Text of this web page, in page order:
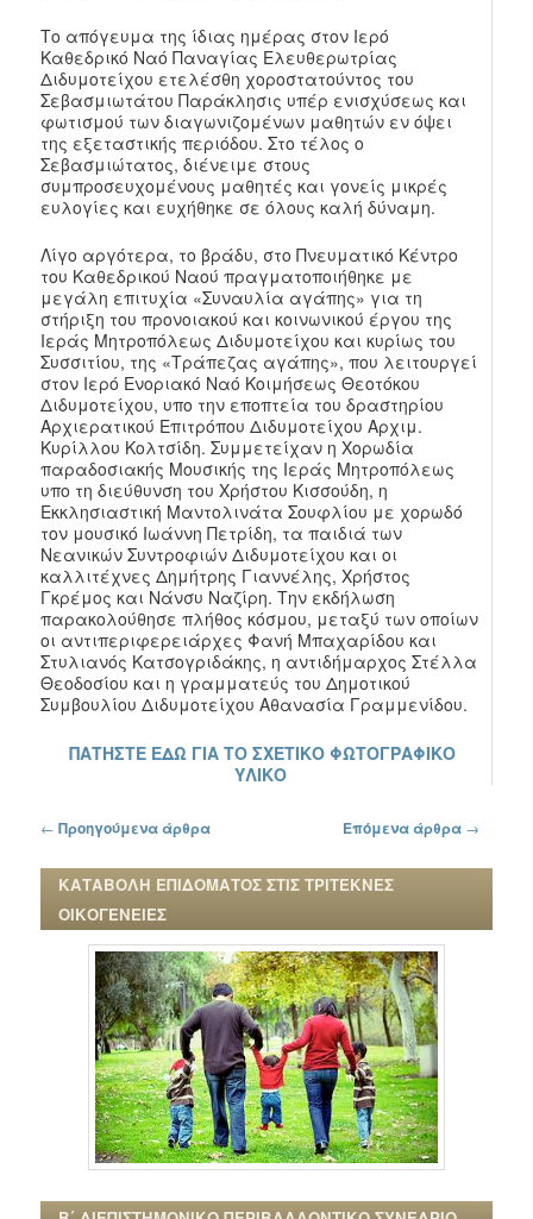
Το απόγευμα της ίδιας ημέρας στον Ιερό
Καθεδρικό Ναό Παναγίας Ελευθερωτρίας
Διδυμοτείχου ετελέσθη χοροστατούντος του
Σεβασμιωτάτου Παράκλησις υπέρ ενισχύσεως και
φωτισμού των διαγωνιζομένων μαθητών εν όψει
της εξεταστικής περιόδου. Στο τέλος ο
Σεβασμιώτατος, διένειμε στους
συμπροσευχομένους μαθητές και γονείς μικρές
ευλογίες και ευχήθηκε σε όλους καλή δύναμη.
Λίγο αργότερα, το βράδυ, στο Πνευματικό Κέντρο
του Καθεδρικού Ναού πραγματοποιήθηκε με
μεγάλη επιτυχία «Συναυλία αγάπης» για τη
στήριξη του προνοιακού και κοινωνικού έργου της
Ιεράς Μητροπόλεως Διδυμοτείχου και κυρίως του
Συσσιτίου, της «Τράπεζας αγάπης», που λειτουργεί
στον Ιερό Ενοριακό Ναό Κοιμήσεως Θεοτόκου
Διδυμοτείχου, υπο την εποπτεία του δραστηρίου
Αρχιερατικού Επιτρόπου Διδυμοτείχου Αρχιμ.
Κυρίλλου Κολτσίδη. Συμμετείχαν η Χορωδία
παραδοσιακής Μουσικής της Ιεράς Μητροπόλεως
υπο τη διεύθυνση του Χρήστου Κισσούδη, η
Εκκλησιαστική Μαντολινάτα Σουφλίου με χορωδό
τον μουσικό Ιωάννη Πετρίδη, τα παιδιά των
Νεανικών Συντροφιών Διδυμοτείχου και οι
καλλιτέχνες Δημήτρης Γιαννέλης, Χρήστος
Γκρέμος και Νάνσυ Ναζίρη. Την εκδήλωση
παρακολούθησε πλήθος κόσμου, μεταξύ των οποίων
οι αντιπεριφερειάρχες Φανή Μπαχαρίδου και
Στυλιανός Κατσογριδάκης, η αντιδήμαρχος Στέλλα
Θεοδοσίου και η γραμματεύς του Δημοτικού
Συμβουλίου Διδυμοτείχου Αθανασία Γραμμενίδου.
ΠΑΤΗΣΤΕ ΕΔΩ ΓΙΑ ΤΟ ΣΧΕΤΙΚΟ ΦΩΤΟΓΡΑΦΙΚΟ
ΥΛΙΚΟ
Πλοήγηση στα άρθρα
← Προηγούμενα άρθρα Επόμενα άρθρα →
ΚΑΤΑΒΟΛΗ ΕΠΙΔΟΜΑΤΟΣ ΣΤΙΣ ΤΡΙΤΕΚΝΕΣ
ΟΙΚΟΓΕΝΕΙΕΣ